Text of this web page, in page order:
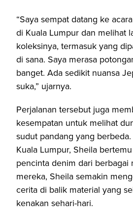
“Saya sempat datang ke acara
di Kuala Lumpur dan melihat
koleksinya, termasuk yang
di sana. Saya merasa
banget. Ada sedikit nuansa
suka,” ujarnya.
Perjalanan tersebut juga
kesempatan untuk melihat
sudut pandang yang
Kuala Lumpur, Sheila
pencinta denim dari berbagai
mereka, Sheila semakin
cerita di balik material yang
kenakan sehari-hari.